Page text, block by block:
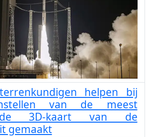
helpen bij
van de meest
3D-kaart van de
gemaakt